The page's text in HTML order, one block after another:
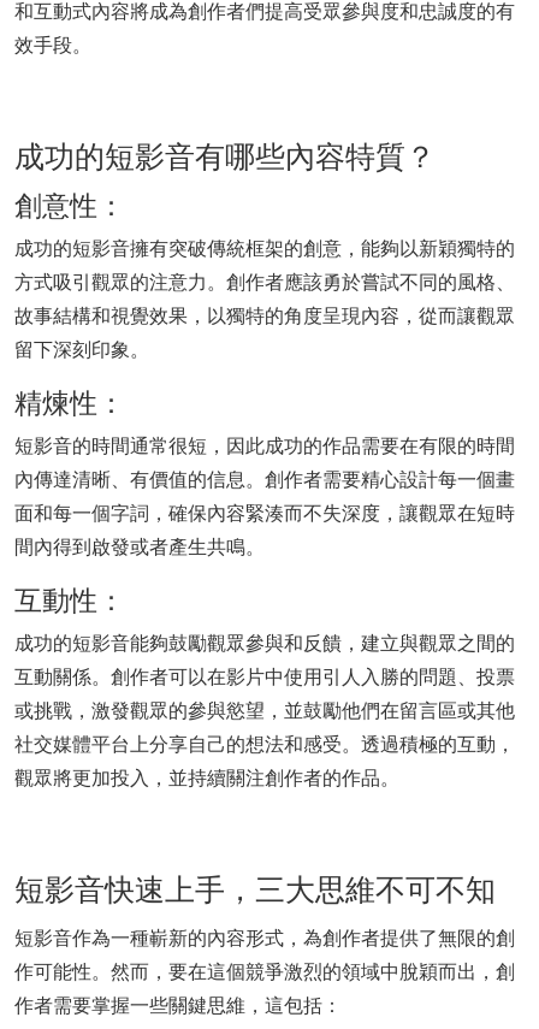
和互動式內容將成為創作者們提高受眾參與度和忠誠度的有
效手段。
成功的短影音有哪些內容特質？
創意性：
成功的短影音擁有突破傳統框架的創意，能夠以新穎獨特的
方式吸引觀眾的注意力。創作者應該勇於嘗試不同的風格、
故事結構和視覺效果，以獨特的角度呈現內容，從而讓觀眾
留下深刻印象。
精煉性：
短影音的時間通常很短，因此成功的作品需要在有限的時間
內傳達清晰、有價值的信息。創作者需要精心設計每一個畫
面和每一個字詞，確保內容緊湊而不失深度，讓觀眾在短時
間內得到啟發或者產生共鳴。
互動性：
成功的短影音能夠鼓勵觀眾參與和反饋，建立與觀眾之間的
互動關係。創作者可以在影片中使用引人入勝的問題、投票
或挑戰，激發觀眾的參與慾望，並鼓勵他們在留言區或其他
社交媒體平台上分享自己的想法和感受。透過積極的互動，
觀眾將更加投入，並持續關注創作者的作品。
短影音快速上手，三大思維不可不知
短影音作為一種嶄新的內容形式，為創作者提供了無限的創
作可能性。然而，要在這個競爭激烈的領域中脫穎而出，創
作者需要掌握一些關鍵思維，這包括：